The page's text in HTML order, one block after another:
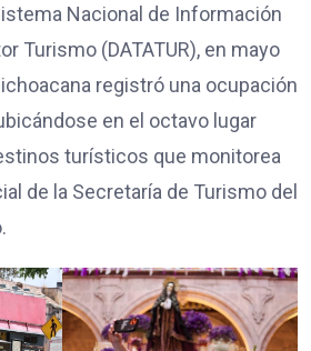
Nacional de Información
Turismo (DATATUR), en mayo
registró una ocupación
en el octavo lugar
turísticos que monitorea
de la Secretaría de Turismo del